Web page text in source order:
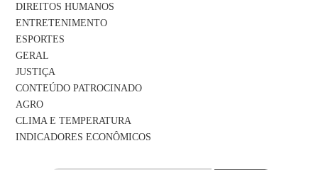
DIREITOS HUMANOS
ENTRETENIMENTO
ESPORTES
GERAL
JUSTIÇA
CONTEÚDO PATROCINADO
AGRO
CLIMA E TEMPERATURA
INDICADORES ECONÔMICOS